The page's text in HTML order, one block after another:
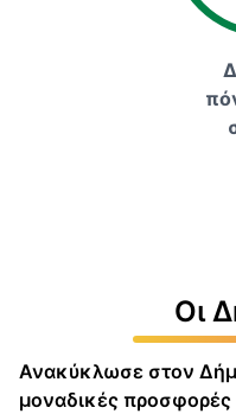
Οι
Ανακύκλωσε στον
μοναδικές προσφορές